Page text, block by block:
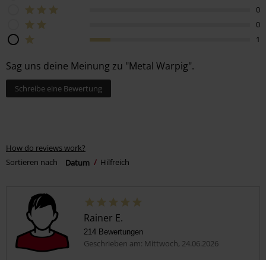
0
0
1
Sag uns deine Meinung zu "Metal Warpig".
Schreibe eine Bewertung
How do reviews work?
Sortieren nach
Datum Hilfreich
Rainer E.
214 Bewertungen
Geschrieben am: Mittwoch, 24.06.2026